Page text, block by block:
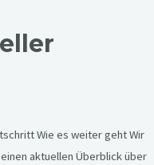
Wie es weiter geht Wir
aktuellen Überblick über